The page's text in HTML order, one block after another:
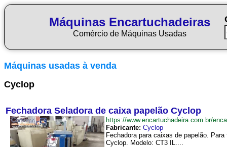
Máquinas Encartuchadeiras
Comércio de Máquinas Usadas
Máquinas usadas à venda
Cyclop
Fechadora Seladora de caixa papelão Cyclop
https://www.encartuchadeira.com.br/
Fabricante: Cyclop
Fechadora para caixas de papelão.
Cyclop. Modelo: CT3 IL....